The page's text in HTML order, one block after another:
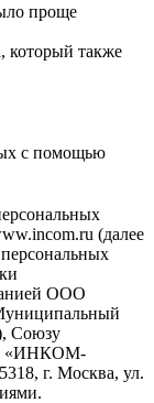
проще
который также
с помощью
(далее
ООО
Союзу
«ИНКОМ-
г. Москва, ул.